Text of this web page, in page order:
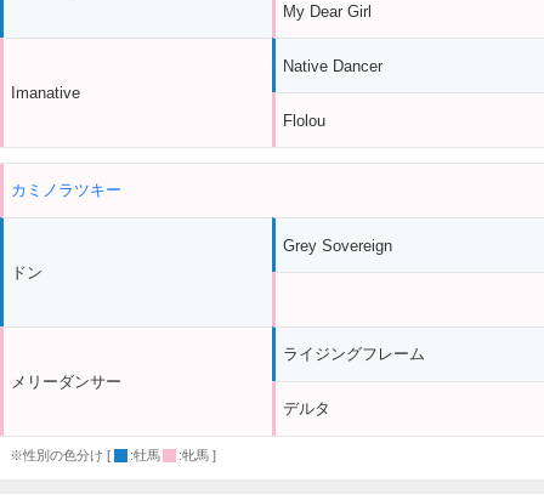
Imanative
My Dear Girl
Native Dancer
Flolou
カミノラツキー
ドン
メリーダンサー
Grey Sovereign
ライジングフレーム
デルタ
※性別の色分け [ :牡馬 :牝馬 ]